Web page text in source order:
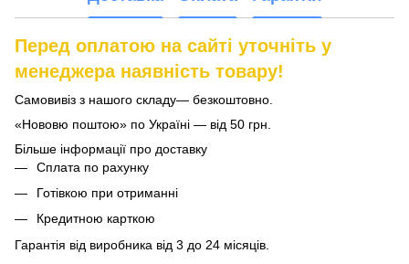
Перед оплатою на сайті уточніть у
менеджера наявність товару!
Самовивіз з нашого складу— безкоштовно.
«Нововю поштою» по Україні — від 50 грн.
Більше інформації про доставку
Сплата по рахунку
Готівкою при отриманні
Кредитною карткою
Гарантія від виробника від 3 до 24 місяців.